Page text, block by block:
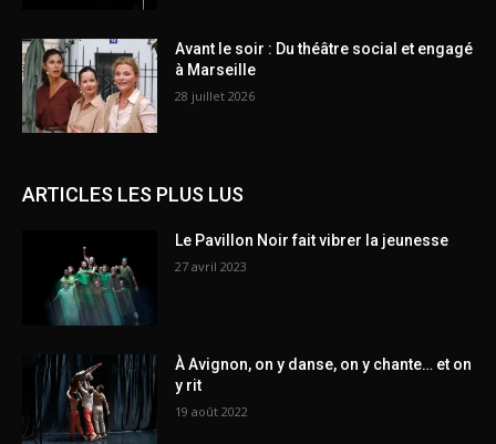
Avant le soir : Du théâtre social et engagé
à Marseille
28 juillet 2026
ARTICLES LES PLUS LUS
Le Pavillon Noir fait vibrer la jeunesse
27 avril 2023
À Avignon, on y danse, on y chante… et on
y rit
19 août 2022